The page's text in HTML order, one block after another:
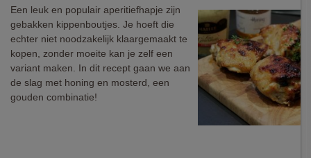
Een leuk en populair aperitiefhapje zijn
gebakken kippenboutjes. Je hoeft die
echter niet noodzakelijk klaargemaakt te
kopen, zonder moeite kan je zelf een
variant maken. In dit recept gaan we aan
de slag met honing en mosterd, een
gouden combinatie!